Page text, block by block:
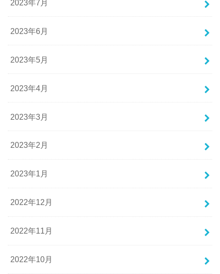
2023年7月
2023年6月
2023年5月
2023年4月
2023年3月
2023年2月
2023年1月
2022年12月
2022年11月
2022年10月